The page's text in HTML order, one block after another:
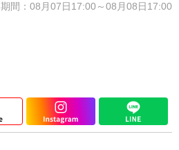
期間：08月07日17:00～08月08日17:00